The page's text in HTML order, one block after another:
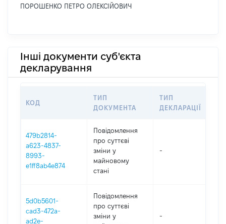
ПОРОШЕНКО ПЕТРО ОЛЕКСІЙОВИЧ
Інші документи суб'єкта
декларування
КОД
ТИП
ДОКУМЕНТА
ТИП
ДЕКЛАРАЦІЇ
479b2814-
a623-4837-
8993-
e1ff8ab4e874
Повідомлення
про суттєві
зміни y
майновому
стані
-
5d0b5601-
cad3-472a-
ad2e-
Повідомлення
про суттєві
зміни y
-